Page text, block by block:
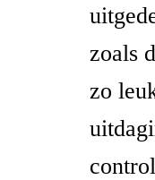
zoals
zo